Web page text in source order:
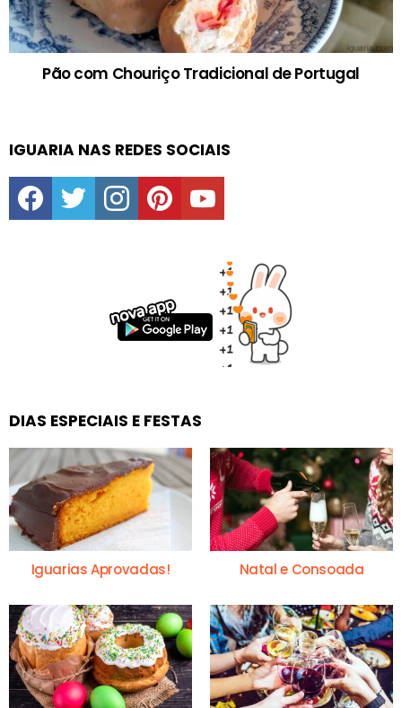
Pão com Chouriço Tradicional de Portugal
IGUARIA NAS REDES SOCIAIS
facebooktwitter instagrampinterestyoutube
DIAS ESPECIAIS E FESTAS
Iguarias Aprovadas! Natal e Consoada